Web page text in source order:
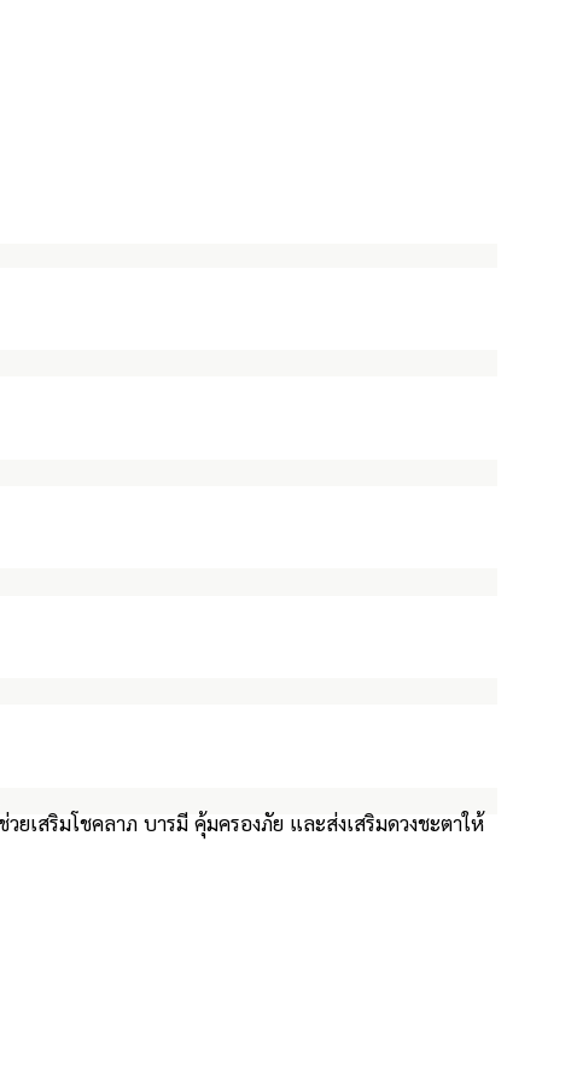
สริมโชคลาภ บารมี คุ้มครองภัย และส่งเสริมดวงชะตาให้